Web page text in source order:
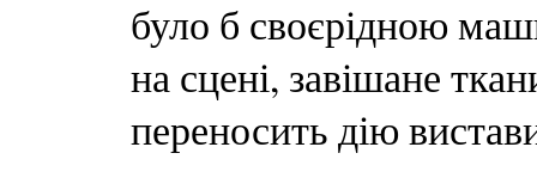
було б своєрідною
на сцені, завішане
переносить дію